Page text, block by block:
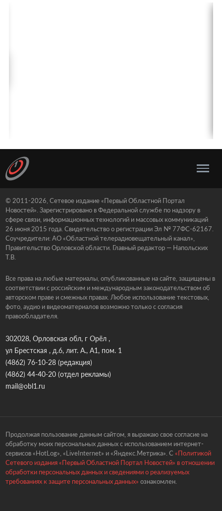
© 2011-2026, Сетевое издание «Первый Областной Портал
Новостей». Зарегистрировано в Федеральной службе по надзору в
сфере связи, информационных технологий и массовых коммуникаций
26 июня 2015 года. Свидетельство о регистрации Эл № 77ФС-62167.
Соучредители: АО «Областной телерадиовещательный канал»,
Правительство Орловской области. Главный редактор — Напольских
Т.В.
Все права на любые материалы, опубликованные на сайте, защищены в
соответствии с российским и международным законодательством об
авторском праве и смежных правах. Любое использование текстовых,
фото, аудио и видеоматериалов возможно только с согласия
правообладателя.
302028, Орловская обл, г Орёл ,
ул Брестская , д.6, лит. А., А1, пом. 1
(4862) 76-10-28(редакция)
(4862) 44-40-20(отдел рекламы)
mail@obl1.ru
Продолжая пользование данным сайтом, я выражаю свое согласие на
обработку моих персональных данных с использованием интернет-
сервисов «HotLog», «LiveInternet» и «Яндекс.Метрика». С «Политикой
Сетевого издания «Первый Областной Портал Новостей» в отношении
обработки персональных данных и сведениями о реализуемых
требованиях к защите персональных данных» ознакомлен.